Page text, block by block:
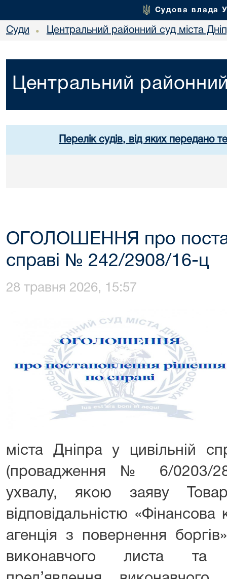
Судова влада
Суди • Центральний районний суд міста
Центральний
Перелік судів, від яких передано
ОГОЛОШЕННЯ про
справі № 242/2908/16-ц
28 травня 2026, 15:57
міста Дніпра у цивільній
(провадження № 6/0203/
ухвалу, якою заяву
відповідальністю
агенція з повернення
виконавчого листа та